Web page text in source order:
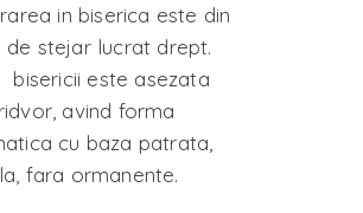
in biserica este din
de stejar lucrat drept.
bisericii este asezata
avind forma
cu baza patrata,
fara ormanente.